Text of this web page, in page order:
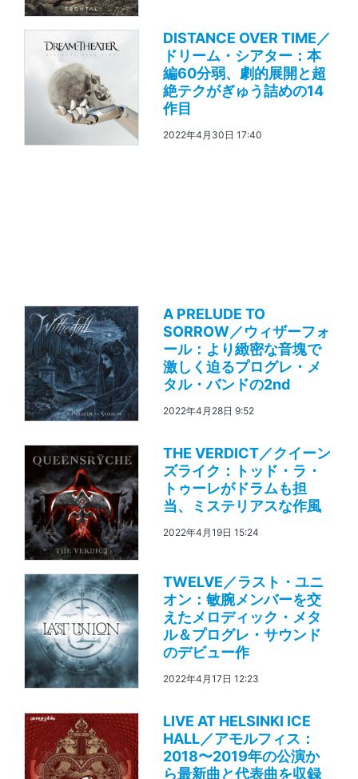
DISTANCE OVER TIME／
ドリーム・シアター：本
編60分弱、劇的展開と超
絶テクがぎゅう詰めの14
作目
2022年4月30日 17:40
A PRELUDE TO
SORROW／ウィザーフォ
ール：より緻密な音塊で
激しく迫るプログレ・メ
タル・バンドの2nd
2022年4月28日 9:52
THE VERDICT／クイーン
ズライク：トッド・ラ・
トゥーレがドラムも担
当、ミステリアスな作風
2022年4月19日 15:24
TWELVE／ラスト・ユニ
オン：敏腕メンバーを交
えたメロディック・メタ
ル＆プログレ・サウンド
のデビュー作
2022年4月17日 12:23
LIVE AT HELSINKI ICE
HALL／アモルフィス：
2018〜2019年の公演か
ら最新曲と代表曲を収録